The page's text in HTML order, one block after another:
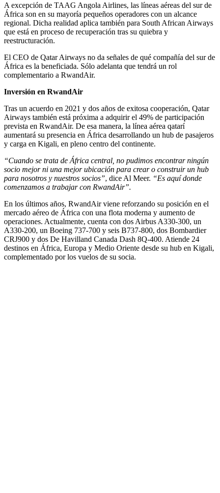
A excepción de TAAG Angola Airlines, las líneas aéreas del sur de
África son en su mayoría pequeños operadores con un alcance
regional. Dicha realidad aplica también para South African Airways
que está en proceso de recuperación tras su quiebra y
reestructuración.
El CEO de Qatar Airways no da señales de qué compañía del sur de
África es la beneficiada. Sólo adelanta que tendrá un rol
complementario a RwandAir.
Inversión en RwandAir
Tras un acuerdo en 2021 y dos años de exitosa cooperación, Qatar
Airways también está próxima a adquirir el 49% de participación
prevista en RwandAir. De esa manera, la línea aérea qatarí
aumentará su presencia en África desarrollando un hub de pasajeros
y carga en Kigali, en pleno centro del continente.
“Cuando se trata de África central, no pudimos encontrar ningún
socio mejor ni una mejor ubicación para crear o construir un hub
para nosotros y nuestros socios”, dice Al Meer. “Es aquí donde
comenzamos a trabajar con RwandAir”.
En los últimos años, RwandAir viene reforzando su posición en el
mercado aéreo de África con una flota moderna y aumento de
operaciones. Actualmente, cuenta con dos Airbus A330-300, un
A330-200, un Boeing 737-700 y seis B737-800, dos Bombardier
CRJ900 y dos De Havilland Canada Dash 8Q-400. Atiende 24
destinos en África, Europa y Medio Oriente desde su hub en Kigali,
complementado por los vuelos de su socia.